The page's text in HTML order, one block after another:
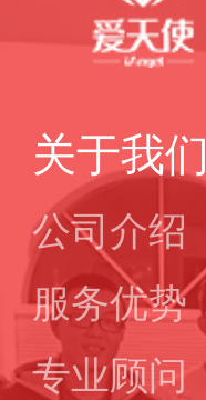
关于我们
公司介绍
服务优势
专业顾问